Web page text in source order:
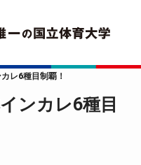
レ6種目制覇！
ンカレ6種目